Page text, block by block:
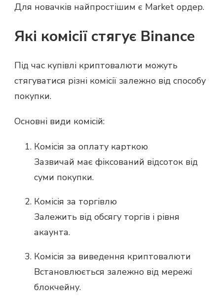
Для новачків найпростішим є Market ордер.
Які комісії стягує Binance
Під час купівлі криптовалюти можуть
стягуватися різні комісії залежно від способу
покупки.
Основні види комісій:
Комісія за оплату карткою
Зазвичай має фіксований відсоток від
суми покупки.
Комісія за торгівлю
Залежить від обсягу торгів і рівня
акаунта.
Комісія за виведення криптовалюти
Встановлюється залежно від мережі
блокчейну.